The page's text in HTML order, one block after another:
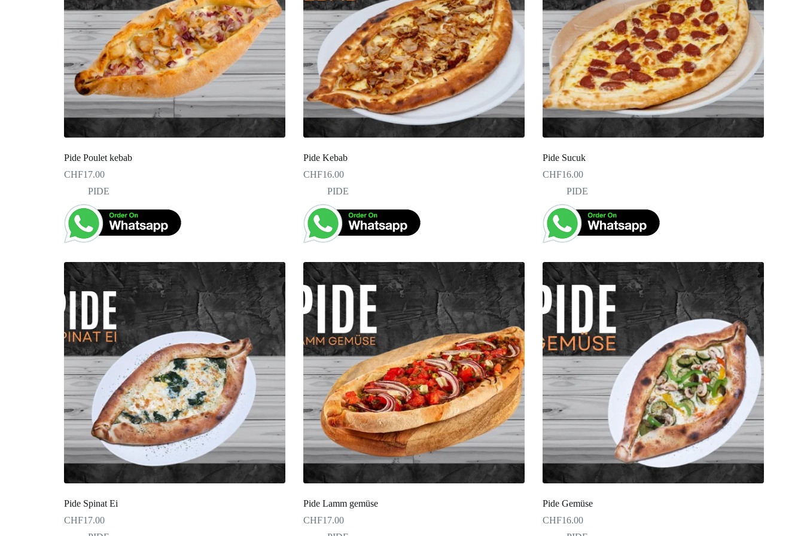
Pide Poulet kebab
CHF17.00
PIDE
Pide Kebab
CHF16.00
PIDE
Pide Sucuk
CHF16.00
PIDE
Pide Spinat Ei
CHF17.00
Pide Lamm gemüse
CHF17.00
Pide Gemüse
CHF16.00